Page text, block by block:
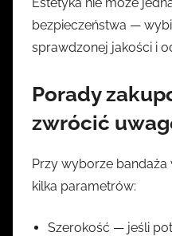
bezpieczeństwa —
sprawdzonej jakości i
Porady
zwrócić
Przy wyborze
kilka parametrów:
Szerokość — jeśli